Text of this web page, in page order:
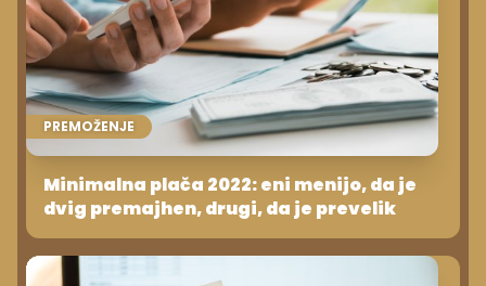
PREMOŽENJE
Minimalna plača 2022: eni menijo, da je
dvig premajhen, drugi, da je prevelik